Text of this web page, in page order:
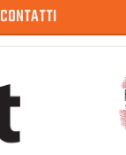
CONTATTI